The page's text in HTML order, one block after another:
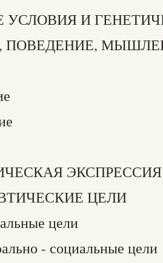
И
ПОВЕДЕНИЕ,
ЭКСПРЕССИЯ
ЦЕЛИ
цели
- социальные цели